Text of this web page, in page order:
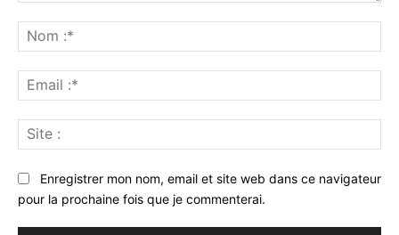
:*
:*
:
Enregistrer mon nom, email et site web dans ce navigateur
pour la prochaine fois que je commenterai.